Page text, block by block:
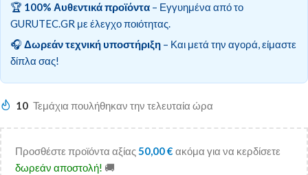
🏆 100% Αυθεντικά προϊόντα – Εγγυημένα από το
GURUTEC.GR με έλεγχο ποιότητας.
🎧 Δωρεάν τεχνική υποστήριξη – Και μετά την αγορά, είμαστε
δίπλα σας!
10 Τεμάχια πουλήθηκαν την τελευταία ώρα
Προσθέστε προϊόντα αξίας50,00€ ακόμα για να κερδίσετε
δωρεάν αποστολή! 🚚